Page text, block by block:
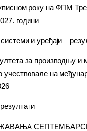
року на ФПМ
години
и уређаји –
за производњу и
учествовале на